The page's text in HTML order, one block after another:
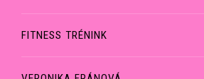
FITNESS TRÉNINK